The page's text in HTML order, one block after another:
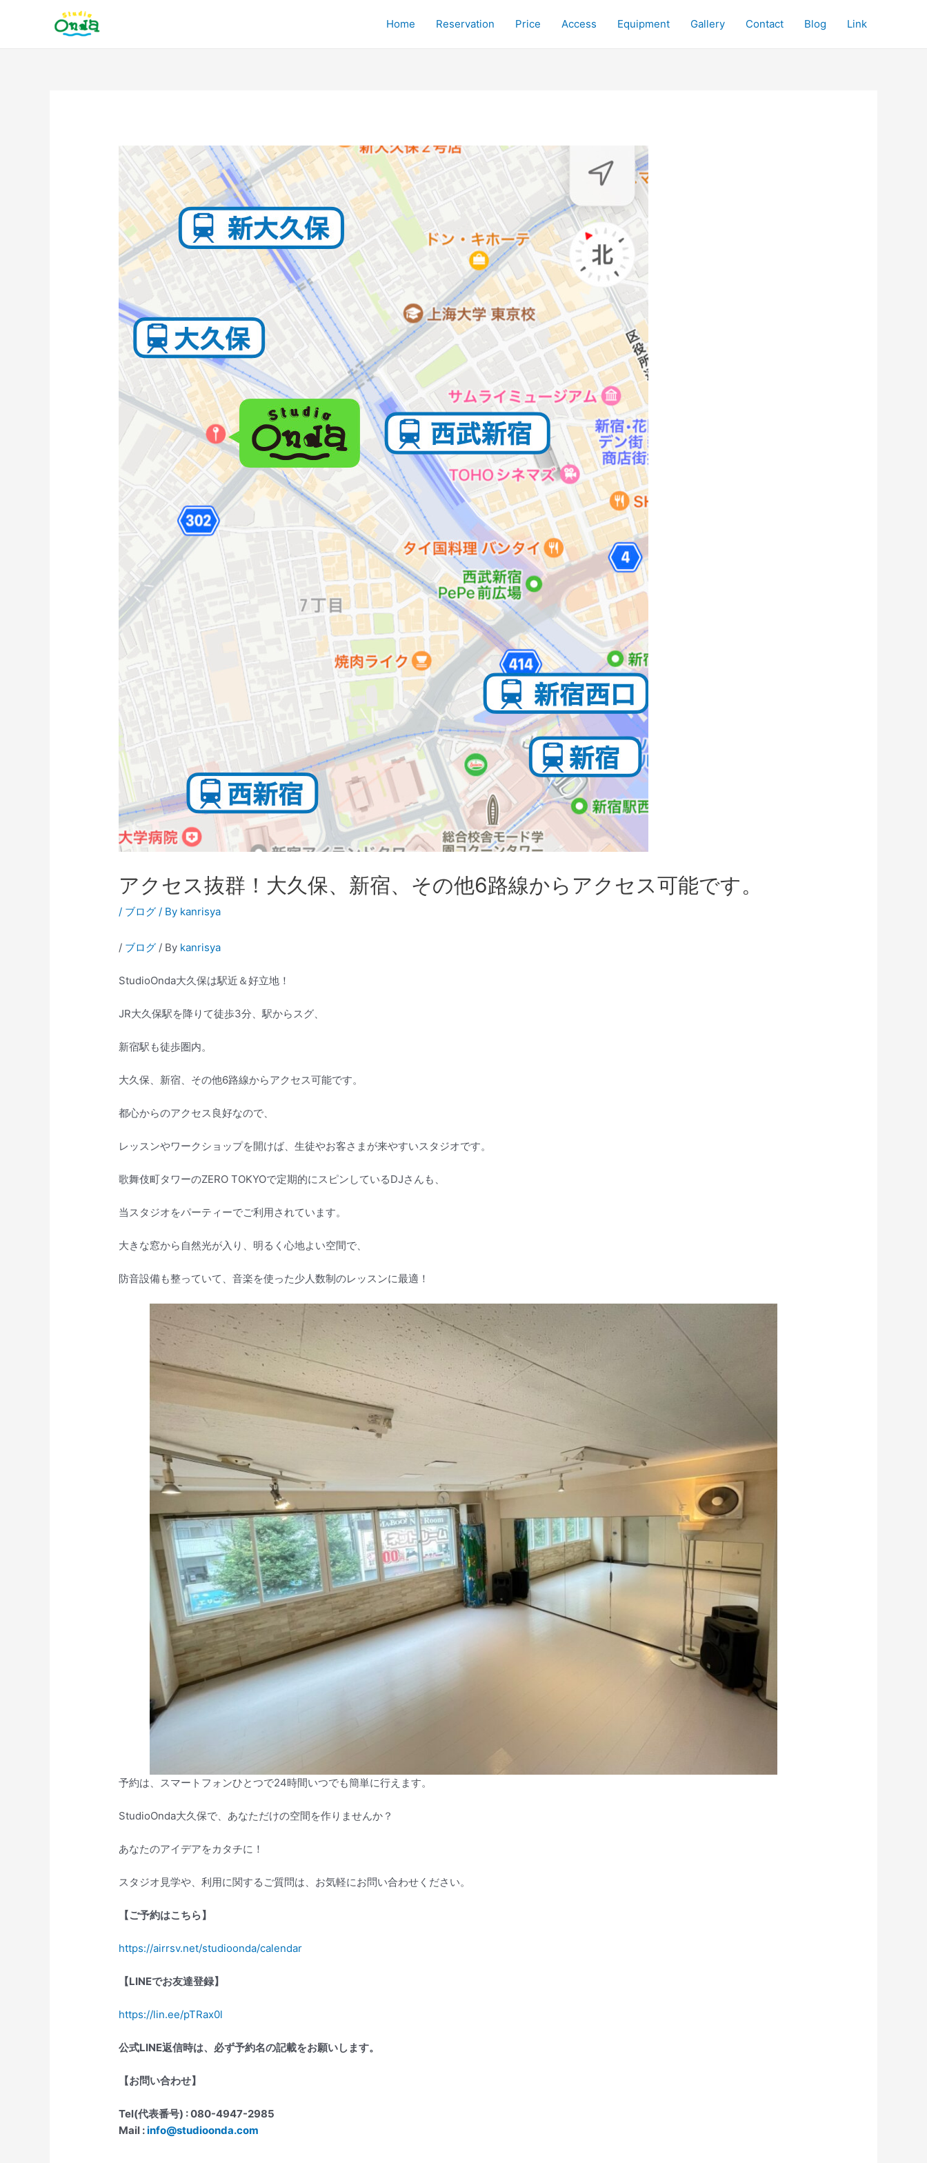
Home Reservation Price Access Equipment Gallery Contact Blog Link
アクセス抜群！大久保、新宿、その他6路線からアクセス可能です。
/ ブログ / By kanrisya
/ ブログ / By kanrisya
StudioOnda大久保は駅近＆好立地！
JR大久保駅を降りて徒歩3分、駅からスグ、
新宿駅も徒歩圏内。
大久保、新宿、その他6路線からアクセス可能です。
都心からのアクセス良好なので、
レッスンやワークショップを開けば、生徒やお客さまが来やすいスタジオです。
歌舞伎町タワーのZERO TOKYOで定期的にスピンしているDJさんも、
当スタジオをパーティーでご利用されています。
大きな窓から自然光が入り、明るく心地よい空間で、
防音設備も整っていて、音楽を使った少人数制のレッスンに最適！
予約は、スマートフォンひとつで24時間いつでも簡単に行えます。
StudioOnda大久保で、あなただけの空間を作りませんか？
あなたのアイデアをカタチに！
スタジオ見学や、利用に関するご質問は、お気軽にお問い合わせください。
【ご予約はこちら】
https://airrsv.net/studioonda/calendar
【LINEでお友達登録】
https://lin.ee/pTRax0l
公式LINE返信時は、必ず予約名の記載をお願いします。
【お問い合わせ】
Tel(代表番号) : 080-4947-2985
Mail :info@studioonda.com